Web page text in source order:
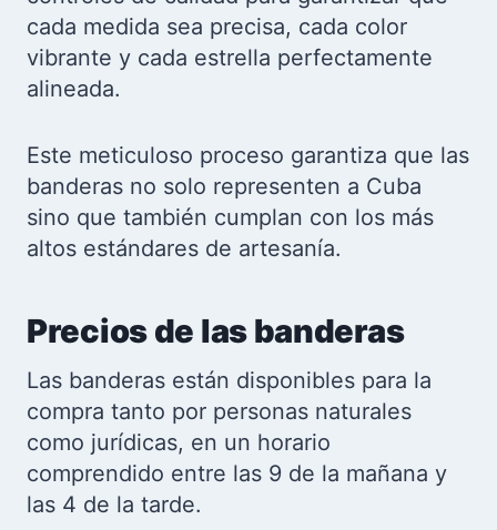
cada medida sea precisa, cada color
vibrante y cada estrella perfectamente
alineada.
Este meticuloso proceso garantiza que las
banderas no solo representen a Cuba
sino que también cumplan con los más
altos estándares de artesanía.
Precios de las banderas
Las banderas están disponibles para la
compra tanto por personas naturales
como jurídicas, en un horario
comprendido entre las 9 de la mañana y
las 4 de la tarde.